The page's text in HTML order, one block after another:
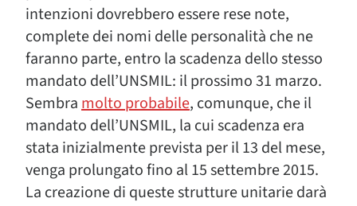
intenzioni dovrebbero essere rese note,
complete dei nomi delle personalità che ne
faranno parte, entro la scadenza dello stesso
mandato dell’UNSMIL: il prossimo 31 marzo.
Sembramolto probabile, comunque, che il
mandato dell’UNSMIL, la cui scadenza era
stata inizialmente prevista per il 13 del mese,
venga prolungato fino al 15 settembre 2015.
La creazione di queste strutture unitarie darà